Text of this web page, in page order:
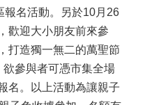
報名活動。另於10月26
歡迎大小朋友前來參
打造獨一無二的萬聖節
參與者可憑市集全場
名。以上活動為讓親子